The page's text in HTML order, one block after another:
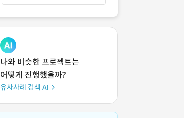
나와 비슷한 프로젝트는
어떻게 진행했을까?
유사사례 검색 AI